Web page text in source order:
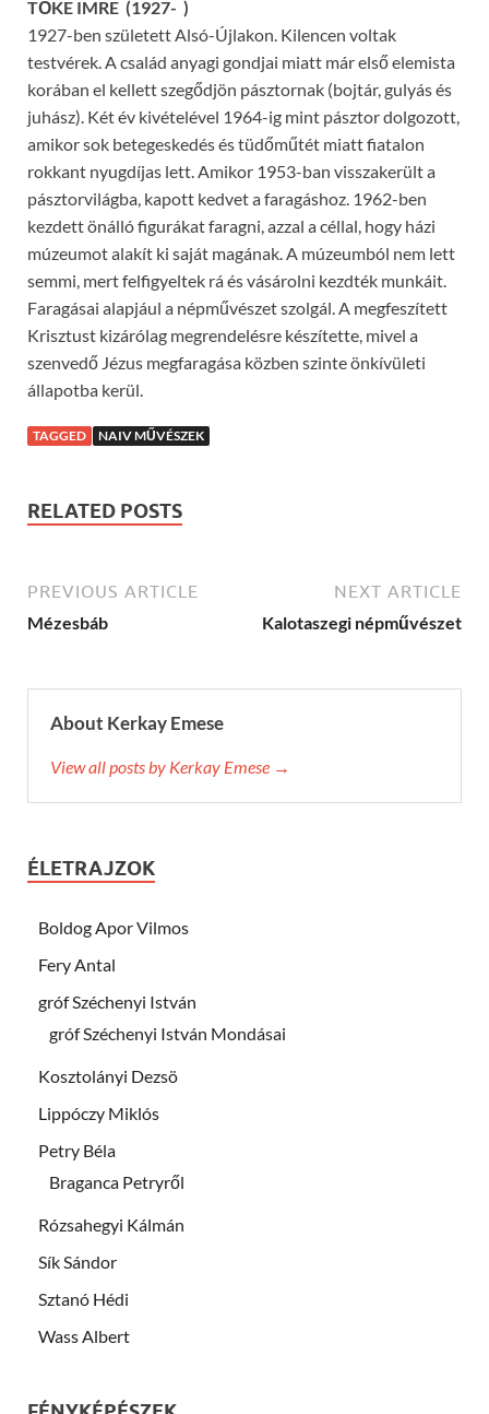
TŐKE IMRE (1927- )
1927-ben született Alsó-Újlakon. Kilencen voltak
testvérek. A család anyagi gondjai miatt már első elemista
korában el kellett szegődjön pásztornak (bojtár, gulyás és
juhász). Két év kivételével 1964-ig mint pásztor dolgozott,
amikor sok betegeskedés és tüdőműtét miatt fiatalon
rokkant nyugdíjas lett. Amikor 1953-ban visszakerült a
pásztorvilágba, kapott kedvet a faragáshoz. 1962-ben
kezdett önálló figurákat faragni, azzal a céllal, hogy házi
múzeumot alakít ki saját magának. A múzeumból nem lett
semmi, mert felfigyeltek rá és vásárolni kezdték munkáit.
Faragásai alapjául a népművészet szolgál. A megfeszített
Krisztust kizárólag megrendelésre készítette, mivel a
szenvedő Jézus megfaragása közben szinte önkívületi
állapotba kerül.
TAGGED NAIV MŰVÉSZEK
RELATED POSTS
PREVIOUS ARTICLE
Mézesbáb
NEXT ARTICLE
Kalotaszegi népművészet
About Kerkay Emese
View all posts by Kerkay Emese →
ÉLETRAJZOK
Boldog Apor Vilmos
Fery Antal
gróf Széchenyi István
gróf Széchenyi István Mondásai
Kosztolányi Dezsö
Lippóczy Miklós
Petry Béla
Braganca Petryről
Rózsahegyi Kálmán
Sík Sándor
Sztanó Hédi
Wass Albert